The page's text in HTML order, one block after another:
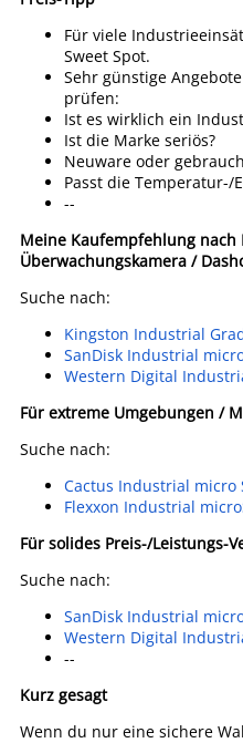
Für viele
Sweet Spot.
Sehr günstige
prüfen:
Ist es wirklich ein
Ist die Marke seriös?
Neuware oder
Passt die Temperatur-/
--
Meine Kaufempfehlung nach
Überwachungskamera /
Suche nach:
Kingston Industrial
SanDisk Industrial
Western Digital
Für extreme Umgebungen /
Suche nach:
Cactus Industrial micro
Flexxon Industrial
Für solides Preis-/Leistungs-
Suche nach:
SanDisk Industrial
Western Digital
--
Kurz gesagt
Wenn du nur eine sichere